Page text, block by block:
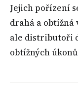
Jejich pořízení
drahá a obtížná
ale distributoři
obtížných